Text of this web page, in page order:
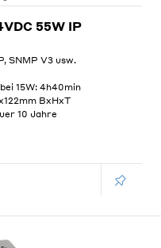
55W IP
SNMP V3 usw.
15W: 4h40min
BxHxT
10 Jahre